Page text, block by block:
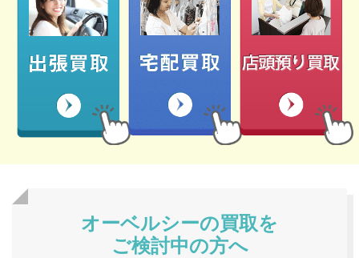
オーベルシーの買取を
ご検討中の方へ